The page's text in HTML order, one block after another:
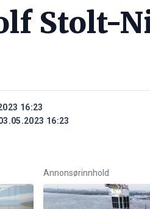
Stolt-
16:23
16:23
Annonsørinnhold